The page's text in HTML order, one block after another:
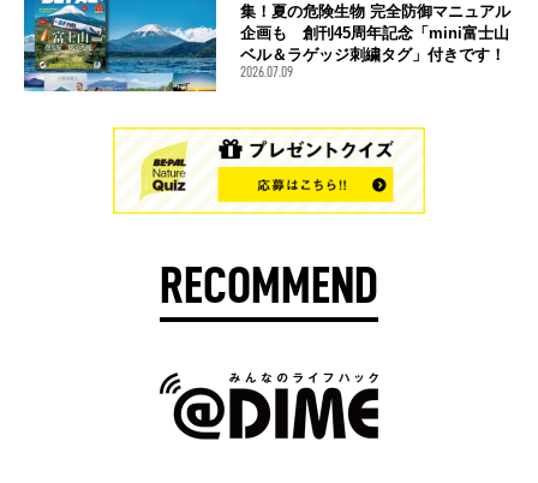
集！夏の危険生物 完全防御マニュアル
企画も 創刊45周年記念「mini富士山
ベル＆ラゲッジ刺繍タグ」付きです！
2026.07.09
RECOMMEND